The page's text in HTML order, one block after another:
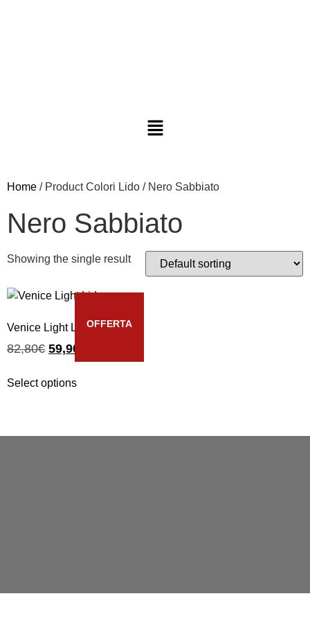
Home / Product Colori Lido / Nero Sabbiato
Nero Sabbiato
Showing the single result
OFFERTA
Venice Light Lido
82,80€ 59,90
Select options